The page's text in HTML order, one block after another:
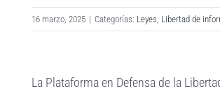
16 marzo, 2025 | Categorías: Leyes Libertad de
imagen
La Plataforma en Defensa de la